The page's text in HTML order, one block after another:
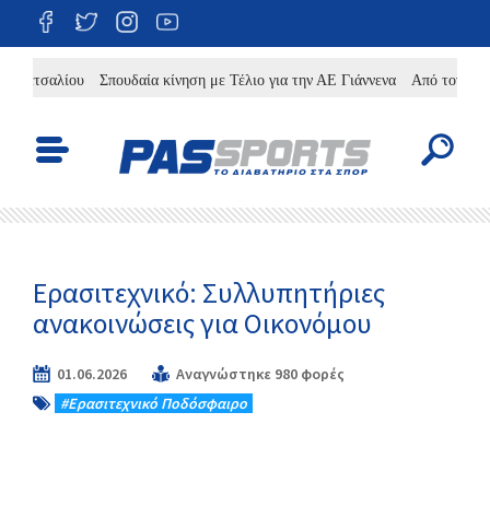
Σπουδαία κίνηση με Τέλιο για την ΑΕ Γιάννενα Από τον Πωγωνάτο
Ερασιτεχνικό: Συλλυπητήριες
ανακοινώσεις για Οικονόμου
01.06.2026
Αναγνώστηκε 980 φορές
#Eρασιτεχνικό Ποδόσφαιρο